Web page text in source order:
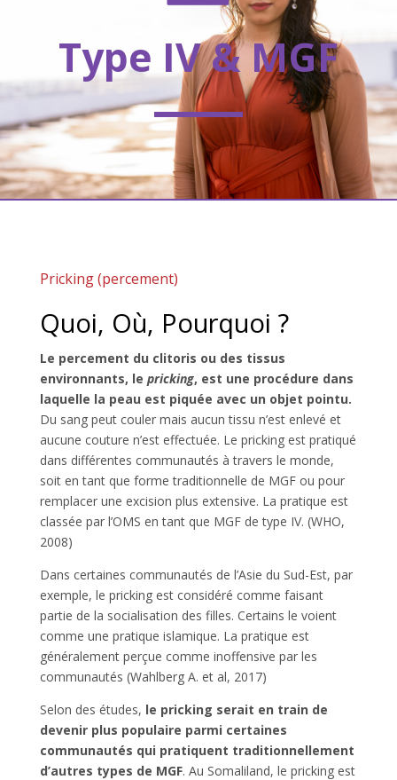
Type IV & MGF
Pricking (percement)
Quoi, Où, Pourquoi ?
Le percement du clitoris ou des tissus
environnants, le pricking, est une procédure dans
laquelle la peau est piquée avec un objet pointu.
Du sang peut couler mais aucun tissu n’est enlevé et
aucune couture n’est effectuée. Le pricking est pratiqué
dans différentes communautés à travers le monde,
soit en tant que forme traditionnelle de MGF ou pour
remplacer une excision plus extensive. La pratique est
classée par l’OMS en tant que MGF de type IV. (WHO,
2008)
Dans certaines communautés de l’Asie du Sud-Est, par
exemple, le pricking est considéré comme faisant
partie de la socialisation des filles. Certains le voient
comme une pratique islamique. La pratique est
généralement perçue comme inoffensive par les
communautés (Wahlberg A. et al, 2017)
Selon des études, le pricking serait en train de
devenir plus populaire parmi certaines
communautés qui pratiquent traditionnellement
d’autres types de MGF. Au Somaliland, le pricking est